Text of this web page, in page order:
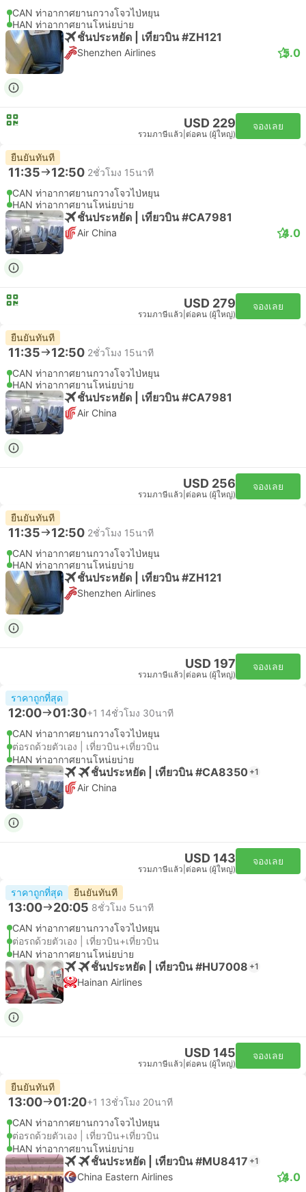
CAN ท่าอากาศยานกวางโจวไป่หยุน
HAN ท่าอากาศยานโหน่ยบ่าย
ชั้นประหยัด | เที่ยวบิน #ZH121
Shenzhen Airlines 5.0
USD 229
รวมภาษีแล้ว ต่อคน (ผู้ใหญ่)
จองเลย
ยืนยันทันที
11:35 12:50 2ชั่วโมง 15นาที
CAN ท่าอากาศยานกวางโจวไป่หยุน
HAN ท่าอากาศยานโหน่ยบ่าย
ชั้นประหยัด | เที่ยวบิน #CA7981
Air China 4.0
USD 279
รวมภาษีแล้ว ต่อคน (ผู้ใหญ่)
จองเลย
ยืนยันทันที
11:35 12:50 2ชั่วโมง 15นาที
CAN ท่าอากาศยานกวางโจวไป่หยุน
HAN ท่าอากาศยานโหน่ยบ่าย
ชั้นประหยัด | เที่ยวบิน #CA7981
Air China
USD 256
รวมภาษีแล้ว ต่อคน (ผู้ใหญ่)
จองเลย
ยืนยันทันที
11:35 12:50 2ชั่วโมง 15นาที
CAN ท่าอากาศยานกวางโจวไป่หยุน
HAN ท่าอากาศยานโหน่ยบ่าย
ชั้นประหยัด | เที่ยวบิน #ZH121
Shenzhen Airlines
USD 197
รวมภาษีแล้ว ต่อคน (ผู้ใหญ่)
จองเลย
ราคาถูกที่สุด
12:00 01:30+1 14ชั่วโมง 30นาที
CAN ท่าอากาศยานกวางโจวไป่หยุน
ต่อรถด้วยตัวเอง | เที่ยวบิน+เที่ยวบิน
HAN ท่าอากาศยานโหน่ยบ่าย
ชั้นประหยัด | เที่ยวบิน #CA8350 +1
Air China
USD 143
รวมภาษีแล้ว ต่อคน (ผู้ใหญ่)
จองเลย
ราคาถูกที่สุด ยืนยันทันที
13:00 20:05 8ชั่วโมง 5นาที
CAN ท่าอากาศยานกวางโจวไป่หยุน
ต่อรถด้วยตัวเอง | เที่ยวบิน+เที่ยวบิน
HAN ท่าอากาศยานโหน่ยบ่าย
ชั้นประหยัด | เที่ยวบิน #HU7008 +1
Hainan Airlines
USD 145
รวมภาษีแล้ว ต่อคน (ผู้ใหญ่)
จองเลย
ยืนยันทันที
13:00 01:20+1 13ชั่วโมง 20นาที
CAN ท่าอากาศยานกวางโจวไป่หยุน
ต่อรถด้วยตัวเอง | เที่ยวบิน+เที่ยวบิน
HAN ท่าอากาศยานโหน่ยบ่าย
ชั้นประหยัด | เที่ยวบิน #MU8417 +1
China Eastern Airlines 4.0